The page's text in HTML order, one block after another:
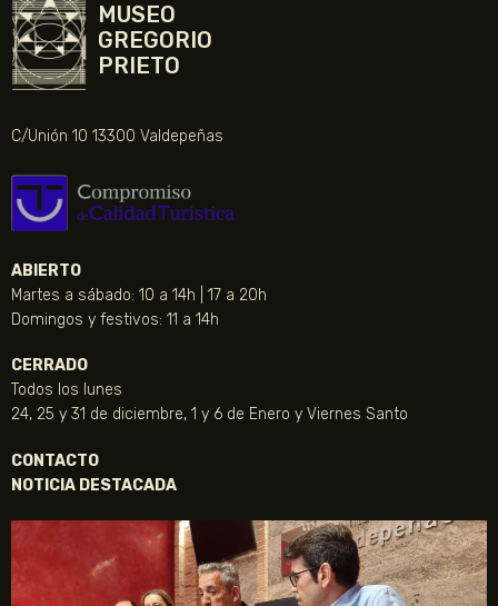
MUSEO
GREGORIO
PRIETO
C/Unión 10 13300 Valdepeñas
ABIERTO
Martes a sábado: 10 a 14h | 17 a 20h
Domingos y festivos: 11 a 14h
CERRADO
Todos los lunes
24, 25 y 31 de diciembre, 1 y 6 de Enero y Viernes Santo
CONTACTO
NOTICIA DESTACADA